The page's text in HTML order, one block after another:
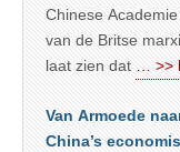
Chinese
van de Britse
laat zien dat … >>
Van Armoede
China’s